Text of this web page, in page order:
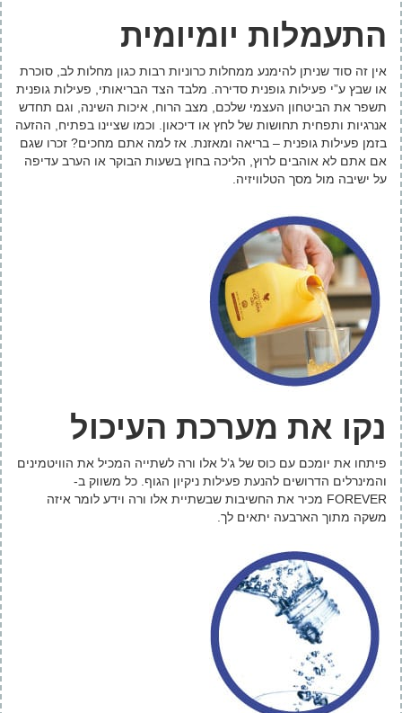
התעמלות יומיומית
אין זה סוד שניתן להימנע ממחלות כרוניות רבות כגון מחלות לב, סוכרת
או שבץ ע”י פעילות גופנית סדירה. מלבד הצד הבריאותי, פעילות גופנית
תשפר את הביטחון העצמי שלכם, מצב הרוח, איכות השינה, וגם תחדש
אנרגיות ותפחית תחושות של לחץ או דיכאון. וכמו שציינו בפתיח, ההזעה
בזמן פעילות גופנית – בריאה ומאזנת. אז למה אתם מחכים? זכרו שגם
אם אתם לא אוהבים לרוץ, הליכה בחוץ בשעות הבוקר או הערב עדיפה
על ישיבה מול מסך הטלוויזיה.
נקו את מערכת העיכול
פיתחו את יומכם עם כוס של ג’ל אלו ורה לשתייה המכיל את הוויטמינים
והמינרלים הדרושים להנעת פעילות ניקיון הגוף. כל משווק ב-
FOREVER מכיר את החשיבות שבשתיית אלו ורה וידע לומר איזה
משקה מתוך הארבעה יתאים לך.